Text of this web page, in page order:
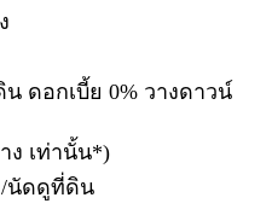
ดอกเบี้ย 0% วางดาวน์
ง เท่านั้น*)
/นัดดูที่ดิน